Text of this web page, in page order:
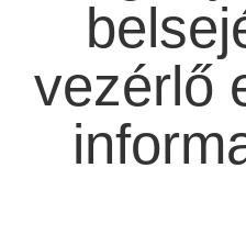
vezérlő